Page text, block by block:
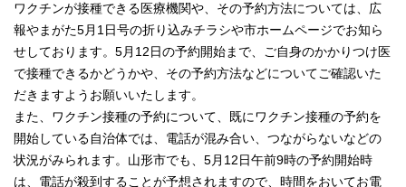
ワクチンが接種できる医療機関や、その予約方法については、広
報やまがた5月1日号の折り込みチラシや市ホームページでお知ら
せしております。5月12日の予約開始まで、ご自身のかかりつけ医
で接種できるかどうかや、その予約方法などについてご確認いた
だきますようお願いいたします。
また、ワクチン接種の予約について、既にワクチン接種の予約を
開始している自治体では、電話が混み合い、つながらないなどの
状況がみられます。山形市でも、5月12日午前9時の予約開始時
は、電話が殺到することが予想されますので、時間をおいてお電